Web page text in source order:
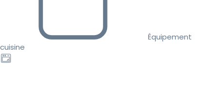
Équipement
cuisine